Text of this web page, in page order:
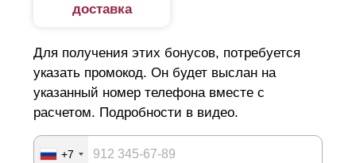
доставка
Для получения этих бонусов, потребуется
указать промокод. Он будет выслан на
указанный номер телефона вместе с
расчетом. Подробности в видео.
+7